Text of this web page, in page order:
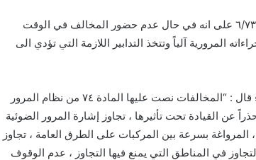
وأضاف: “الإجراء يأتي تفعيلاً لمواد نظام المرور حيث نصت المادة ٦/٧٣ على انه في حال عدم حضور المخالف في الوقت
المرورية آلياً وتتخذ التدابير اللازمة التي تؤدي الى
وعن المخالفات المؤثرة على السلامة العامة والتي يشملها الإجراء قال : “المخالفات نصت عليها المادة ٧٤ من نظام المرور
عن القيادة تحت تأثيرها ، تجاوز إشارة المرور الضوئية
المرواغة بسرعة بين المركبات على الطرق العامة ، تجاوز
في المناطق التي يمنع فيها التجاوز ، عدم الوقوف